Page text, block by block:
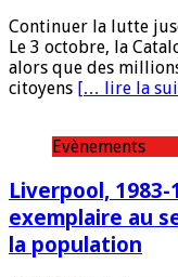
Continuer la lutte
Le 3 octobre, la
alors que des
citoyens [… lire la
Evènements
Liverpool,
exemplaire au
la population